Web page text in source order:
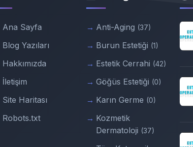
Ana Sayfa
Blog Yazıları
Hakkımızda
İletişim
Site Haritası
Robots.txt
Anti-Aging (37)
Burun Estetiği (1)
Estetik Cerrahi (42)
Göğüs Estetiği (0)
Karın Germe (0)
Kozmetik
Dermatoloji (37)